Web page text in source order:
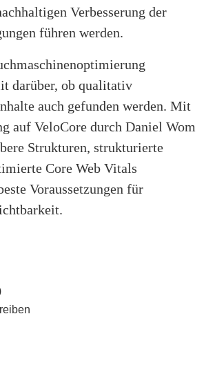
Verbesserung der
führen werden.
darüber, ob qualitativ
auch gefunden werden. Mit
auf VeloCore durch Daniel Wom
Strukturen, strukturierte
Core Web Vitals
Voraussetzungen für